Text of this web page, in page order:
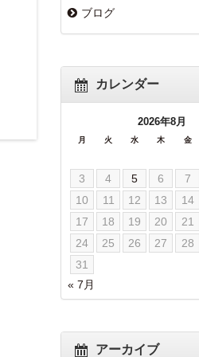
ブログ
カレンダー
2026年8月
月 火 水 木 金
3
4 5 6 7
10
11 12 13 14
17
18 19 20 21
24
25 26 27 28
31
« 7月
アーカイブ